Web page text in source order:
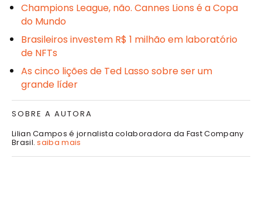
Champions League, não. Cannes Lions é a Copa
do Mundo
Brasileiros investem R$ 1 milhão em laboratório
de NFTs
As cinco lições de Ted Lasso sobre ser um
grande líder
SOBRE A AUTORA
Lilian Campos é jornalista colaboradora da Fast Company
Brasil.saiba mais